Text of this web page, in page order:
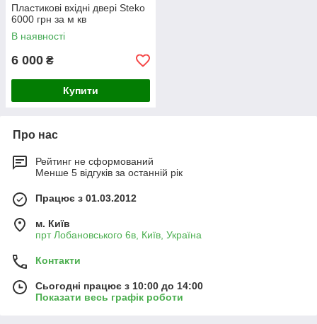
Пластикові вхідні двері Steko
6000 грн за м кв
В наявності
6 000 ₴
Купити
Про нас
Рейтинг не сформований
Менше 5 відгуків за останній рік
Працює з 01.03.2012
м. Київ
прт Лобановського 6в, Київ, Україна
Контакти
Сьогодні працює з 10:00 до 14:00
Показати весь графік роботи